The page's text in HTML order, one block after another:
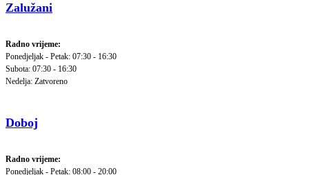
Zalužani
Radno vrijeme:
Ponedjeljak - Petak: 07:30 - 16:30
Subota: 07:30 - 16:30
Nedelja: Zatvoreno
Doboj
Radno vrijeme:
Ponedjeljak - Petak: 08:00 - 20:00